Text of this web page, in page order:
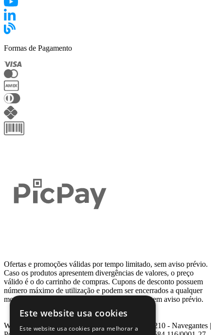
Formas de Pagamento
Ofertas e promoções válidas por tempo limitado, sem aviso prévio.
Caso os produtos apresentem divergências de valores, o preço
válido é o do carrinho de compras. Cupons de desconto possuem
número máximo de utilização e podem ser encerrados a qualquer
momento, de acordo com sua disponibilidade e sem aviso prévio.
Webcontinental LTDA | Travessa Venezuela, Nº 210 - Navegantes |
Este website usa cookies
Este website usa cookies para melhorar a